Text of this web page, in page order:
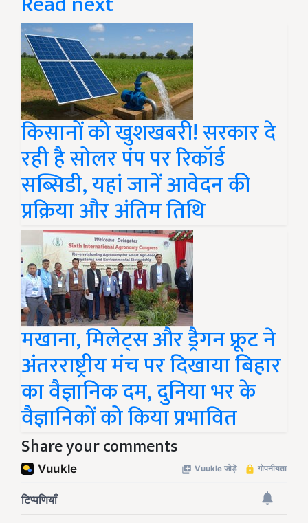
किसानों को खुशखबरी! सरकार दे
रही है सोलर पंप पर रिकॉर्ड
सब्सिडी, यहां जानें आवेदन की
प्रक्रिया और अंतिम तिथि
मखाना, मिलेट्स और ड्रैगन फ्रूट ने
अंतरराष्ट्रीय मंच पर दिखाया बिहार
का वैज्ञानिक दम, दुनिया भर के
वैज्ञानिकों को किया प्रभावित
Share your comments